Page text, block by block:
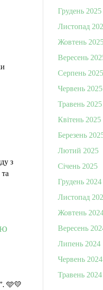
з
🩵💛
Грудень 2025
Листопад
Жовтень
Вересень
Серпень 2025
Червень 2025
Травень 2025
Квітень 2025
Березень
Лютий 2025
Січень 2025
Грудень 2024
Листопад
Жовтень
Вересень
Липень 2024
Червень 2024
Травень 2024